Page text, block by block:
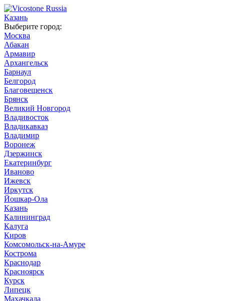
Казань
Выберите город:
Москва
Абакан
Армавир
Архангельск
Барнаул
Белгород
Благовещенск
Брянск
Великий Новгород
Владивосток
Владикавказ
Владимир
Воронеж
Дзержинск
Екатеринбург
Иваново
Ижевск
Иркутск
Йошкар-Ола
Казань
Калининград
Калуга
Киров
Комсомольск-на-Амуре
Кострома
Краснодар
Красноярск
Курск
Липецк
Махачкала